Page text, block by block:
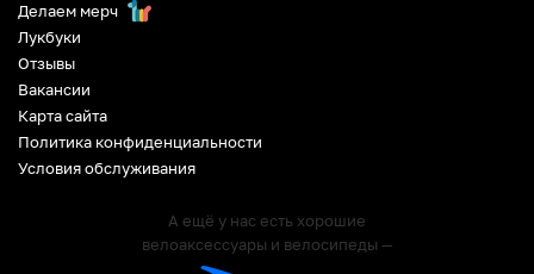
Делаем мерч
Лукбуки
Отзывы
Вакансии
Карта сайта
Политика конфиденциальности
Условия обслуживания
А ещё у нас есть хорошие
велоаксессуары и велосипеды —